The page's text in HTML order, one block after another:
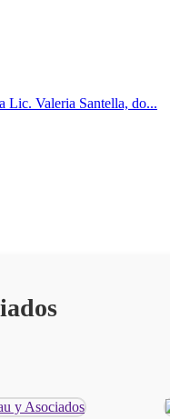
Lic. Valeria Santella, do...